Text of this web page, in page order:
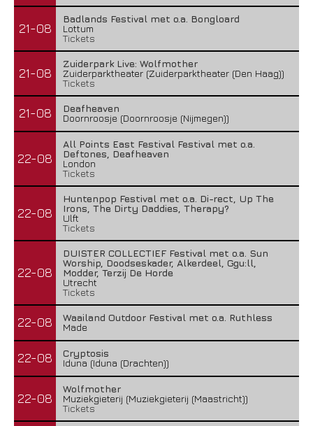
21-08
Badlands Festival met o.a. Bongloard
Lottum
Tickets
21-08
Zuiderpark Live: Wolfmother
Zuiderparktheater (Zuiderparktheater (Den Haag))
Tickets
21-08
Deafheaven
Doornroosje (Doornroosje (Nijmegen))
22-08
All Points East Festival Festival met o.a.
Deftones, Deafheaven
London
Tickets
22-08
Huntenpop Festival met o.a. Di-rect, Up The
Irons, The Dirty Daddies, Therapy?
Ulft
Tickets
22-08
DUISTER COLLECTIEF Festival met o.a. Sun
Worship, Doodseskader, Alkerdeel, Ggu:ll,
Modder, Terzij De Horde
Utrecht
Tickets
22-08
Waailand Outdoor Festival met o.a. Ruthless
Made
22-08
Cryptosis
Iduna (Iduna (Drachten))
22-08
Wolfmother
Muziekgieterij (Muziekgieterij (Maastricht))
Tickets